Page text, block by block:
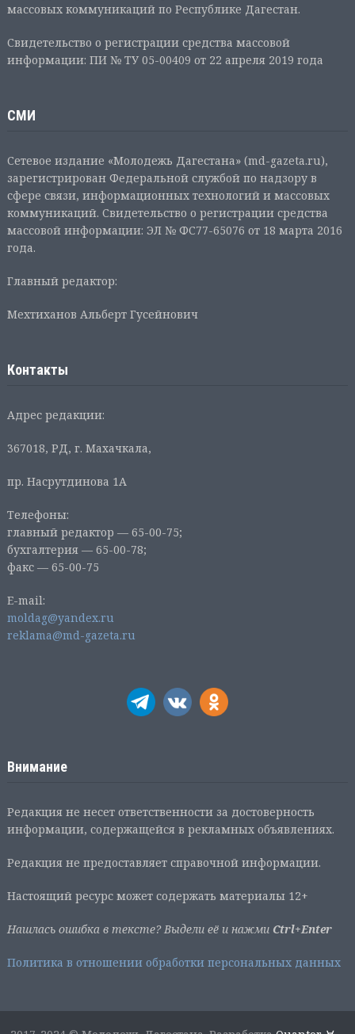
массовых коммуникаций по Республике Дагестан.
Свидетельство о регистрации средства массовой
информации: ПИ № ТУ 05-00409 от 22 апреля 2019 года
СМИ
Сетевое издание «Молодежь Дагестана» (md-gazeta.ru),
зарегистрирован Федеральной службой по надзору в
сфере связи, информационных технологий и массовых
коммуникаций. Свидетельство о регистрации средства
массовой информации: ЭЛ № ФС77-65076 от 18 марта 2016
года.
Главный редактор:
Мехтиханов Альберт Гусейнович
Контакты
Адрес редакции:
367018, РД, г. Махачкала,
пр. Насрутдинова 1А
Телефоны:
главный редактор — 65-00-75;
бухгалтерия — 65-00-78;
факс — 65-00-75
E-mail:
moldag@yandex.ru
reklama@md-gazeta.ru
Внимание
Редакция не несет ответственности за достоверность
информации, содержащейся в рекламных объявлениях.
Редакция не предоставляет справочной информации.
Настоящий ресурс может содержать материалы 12+
Нашлась ошибка в тексте? Выдели её и нажми Ctrl+Enter
Политика в отношении обработки персональных данных